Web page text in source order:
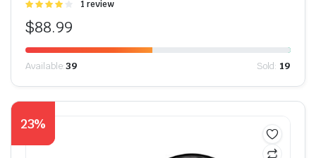
Được
4.005
sao
1 review
$88.99
Available:39 Sold: 19
23%